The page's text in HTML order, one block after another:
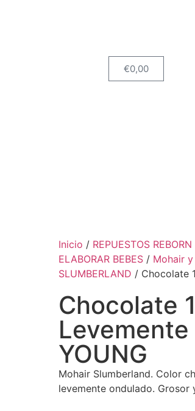
€0,00
Inicio / REPUESTOS
ELABORAR BEBES / Mohair
SLUMBERLAND / Chocolate
Chocolate
YOUNG
Mohair Slumberland. Color
levemente ondulado. Grosor